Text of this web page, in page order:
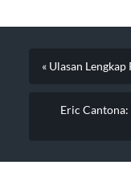
« Ulasan
Eric